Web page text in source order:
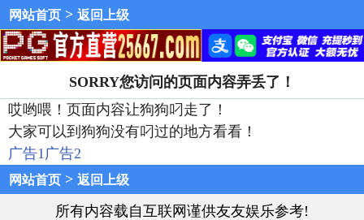
网站首页 > 返回上级
SORRY您访问的页面内容弄丢了！
哎哟喂！页面内容让狗狗叼走了！
大家可以到狗狗没有叼过的地方看看！
广告1广告2
网站首页 > 返回上级
所有内容载自互联网谨供友友娱乐参考!